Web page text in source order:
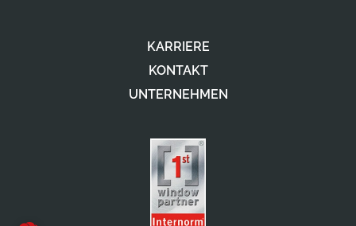
KARRIERE
KONTAKT
UNTERNEHMEN